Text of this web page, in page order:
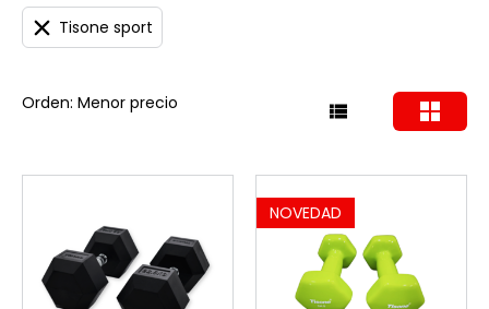
Tisone sport
Orden: Menor precio
NOVEDAD